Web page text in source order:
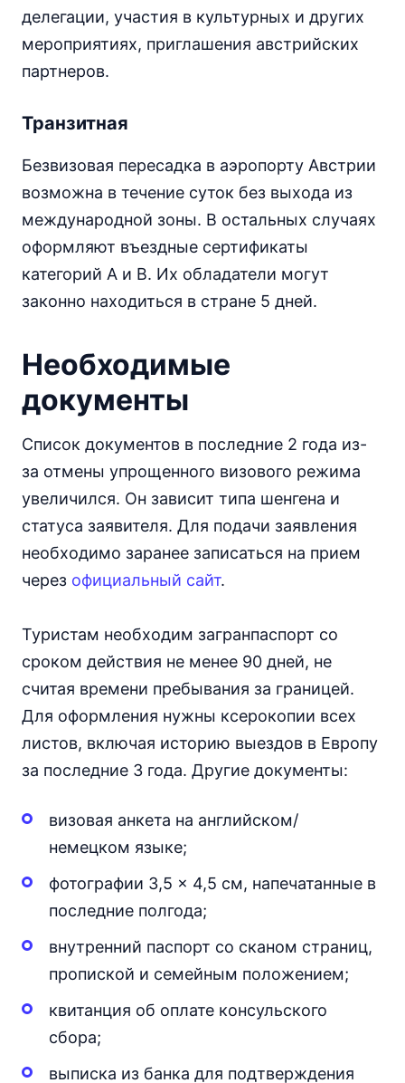
делегации, участия в культурных и других
мероприятиях, приглашения австрийских
партнеров.
Транзитная
Безвизовая пересадка в аэропорту Австрии
возможна в течение суток без выхода из
международной зоны. В остальных случаях
оформляют въездные сертификаты
категорий A и B. Их обладатели могут
законно находиться в стране 5 дней.
Необходимые
документы
Список документов в последние 2 года из-
за отмены упрощенного визового режима
увеличился. Он зависит типа шенгена и
статуса заявителя. Для подачи заявления
необходимо заранее записаться на прием
через официальный сайт.
Туристам необходим загранпаспорт со
сроком действия не менее 90 дней, не
считая времени пребывания за границей.
Для оформления нужны ксерокопии всех
листов, включая историю выездов в Европу
за последние 3 года. Другие документы:
визовая анкета на английском/
немецком языке;
фотографии 3,5 × 4,5 см, напечатанные в
последние полгода;
внутренний паспорт со сканом страниц,
пропиской и семейным положением;
квитанция об оплате консульского
сбора;
выписка из банка для подтверждения